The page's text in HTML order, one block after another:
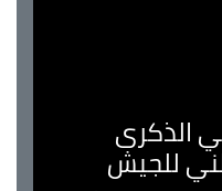
الذكرى
للجيش